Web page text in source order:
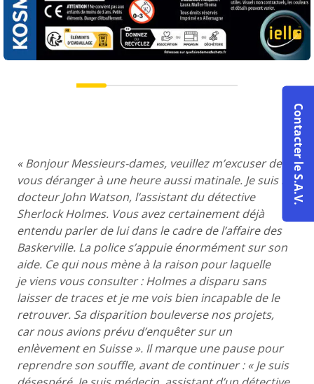
« Bonjour Messieurs-dames, veuillez m’excuser de
vous déranger à une heure aussi matinale. Je suis le
docteur John Watson, l’assistant du détective
Sherlock Holmes. Vous avez certainement déjà
entendu parler de lui dans le cadre de l’affaire des
Baskerville. La police s’appuie énormément sur son
aide. Ce qui nous mène à la raison pour laquelle
je viens vous consulter : Holmes a disparu sans
laisser de traces et je me vois bien incapable de le
retrouver. Sa disparition bouleverse nos projets,
car nous avions prévu d’enquêter sur un
enlèvement en Suisse ». Il marque une pause pour
reprendre son souffle, avant de continuer : « Je suis
Contacter le S.A.V.